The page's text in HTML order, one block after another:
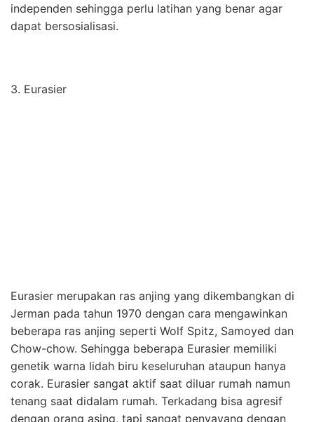
independen sehingga perlu latihan yang benar agar
dapat bersosialisasi.
3. Eurasier
Eurasier merupakan ras anjing yang dikembangkan di
Jerman pada tahun 1970 dengan cara mengawinkan
beberapa ras anjing seperti Wolf Spitz, Samoyed dan
Chow-chow. Sehingga beberapa Eurasier memiliki
genetik warna lidah biru keseluruhan ataupun hanya
corak. Eurasier sangat aktif saat diluar rumah namun
tenang saat didalam rumah. Terkadang bisa agresif
dengan orang asing, tapi sangat penyayang dengan